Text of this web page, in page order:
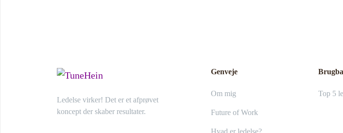
Ledelse virker! Det er et afprøvet
koncept der skaber resultater.
Genveje
Om mig
Future of Work
Hvad er ledelse?
Top 5